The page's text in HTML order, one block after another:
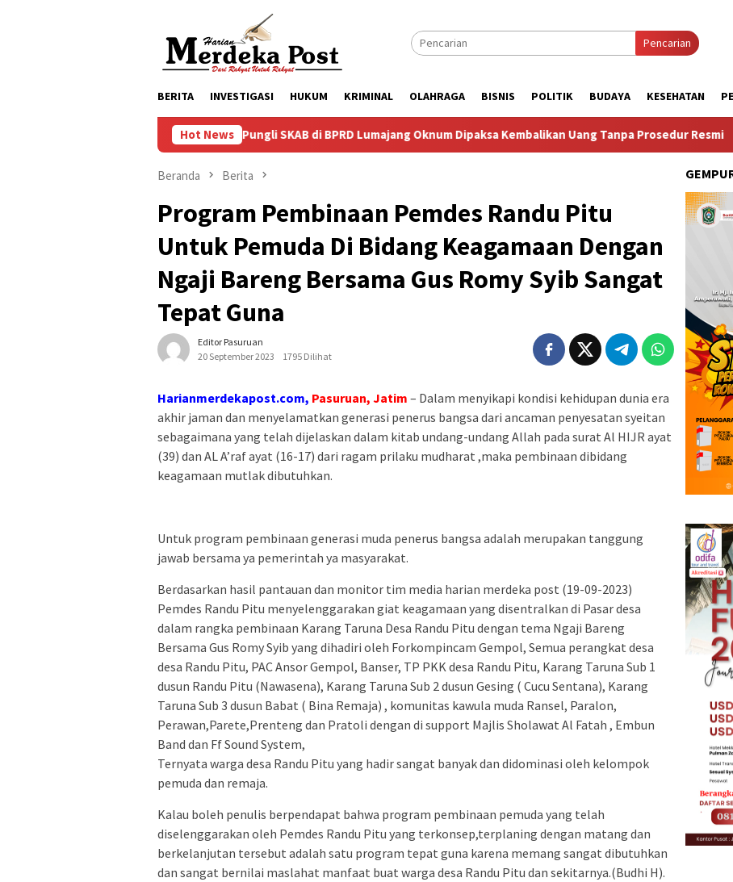
Pencarian
BERITA INVESTIGASI HUKUM KRIMINAL OLAHRAGA BISNIS POLITIK BUDAYA KESEHATAN
Hot News
Dugaan Pungli SKAB di BPRD Lumajang Oknum Dipaksa Kembalikan Uang Tanpa Prosedur Resmi Taruna
Beranda Berita
Program Pembinaan Pemdes Randu Pitu
Untuk Pemuda Di Bidang Keagamaan Dengan
Ngaji Bareng Bersama Gus Romy Syib Sangat
Tepat Guna
Editor Pasuruan
20 September 2023
1795 Dilihat
Harianmerdekapost.com, Pasuruan, Jatim – Dalam menyikapi kondisi kehidupan dunia era
akhir jaman dan menyelamatkan generasi penerus bangsa dari ancaman penyesatan syeitan
sebagaimana yang telah dijelaskan dalam kitab undang-undang Allah pada surat Al HIJR ayat
(39) dan AL A’raf ayat (16-17) dari ragam prilaku mudharat ,maka pembinaan dibidang
keagamaan mutlak dibutuhkan.
Untuk program pembinaan generasi muda penerus bangsa adalah merupakan tanggung
jawab bersama ya pemerintah ya masyarakat.
Berdasarkan hasil pantauan dan monitor tim media harian merdeka post (19-09-2023)
Pemdes Randu Pitu menyelenggarakan giat keagamaan yang disentralkan di Pasar desa
dalam rangka pembinaan Karang Taruna Desa Randu Pitu dengan tema Ngaji Bareng
Bersama Gus Romy Syib yang dihadiri oleh Forkompincam Gempol, Semua perangkat desa
desa Randu Pitu, PAC Ansor Gempol, Banser, TP PKK desa Randu Pitu, Karang Taruna Sub 1
dusun Randu Pitu (Nawasena), Karang Taruna Sub 2 dusun Gesing ( Cucu Sentana), Karang
Taruna Sub 3 dusun Babat ( Bina Remaja) , komunitas kawula muda Ransel, Paralon,
Perawan,Parete,Prenteng dan Pratoli dengan di support Majlis Sholawat Al Fatah , Embun
Band dan Ff Sound System,
Ternyata warga desa Randu Pitu yang hadir sangat banyak dan didominasi oleh kelompok
pemuda dan remaja.
Kalau boleh penulis berpendapat bahwa program pembinaan pemuda yang telah
diselenggarakan oleh Pemdes Randu Pitu yang terkonsep,terplaning dengan matang dan
berkelanjutan tersebut adalah satu program tepat guna karena memang sangat dibutuhkan
dan sangat bernilai maslahat manfaat buat warga desa Randu Pitu dan sekitarnya.(Budhi H).